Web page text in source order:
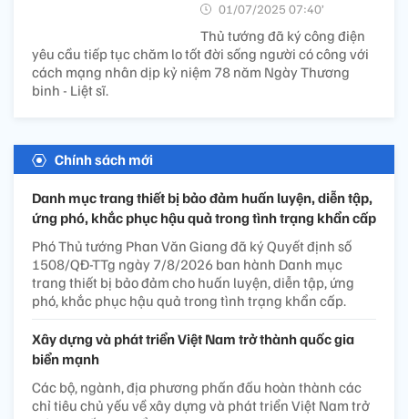
01/07/2025 07:40’
Thủ tướng đã ký công điện
yêu cầu tiếp tục chăm lo tốt đời sống người có công với
cách mạng nhân dịp kỷ niệm 78 năm Ngày Thương
binh - Liệt sĩ.
Chính sách mới
Danh mục trang thiết bị bảo đảm huấn luyện, diễn tập,
ứng phó, khắc phục hậu quả trong tình trạng khẩn cấp
Phó Thủ tướng Phan Văn Giang đã ký Quyết định số
1508/QĐ-TTg ngày 7/8/2026 ban hành Danh mục
trang thiết bị bảo đảm cho huấn luyện, diễn tập, ứng
phó, khắc phục hậu quả trong tình trạng khẩn cấp.
Xây dựng và phát triển Việt Nam trở thành quốc gia
biển mạnh
Các bộ, ngành, địa phương phấn đấu hoàn thành các
chỉ tiêu chủ yếu về xây dựng và phát triển Việt Nam trở